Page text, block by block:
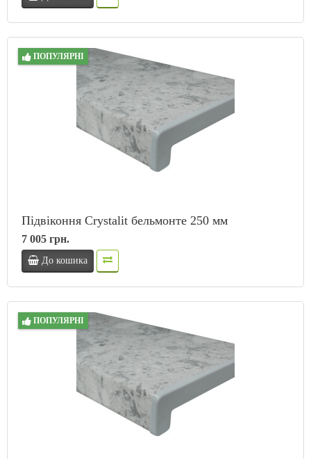
ПОПУЛЯРНІ
Підвіконня Crystalit бельмонте 250 мм
7 005 грн.
До кошика
ПОПУЛЯРНІ